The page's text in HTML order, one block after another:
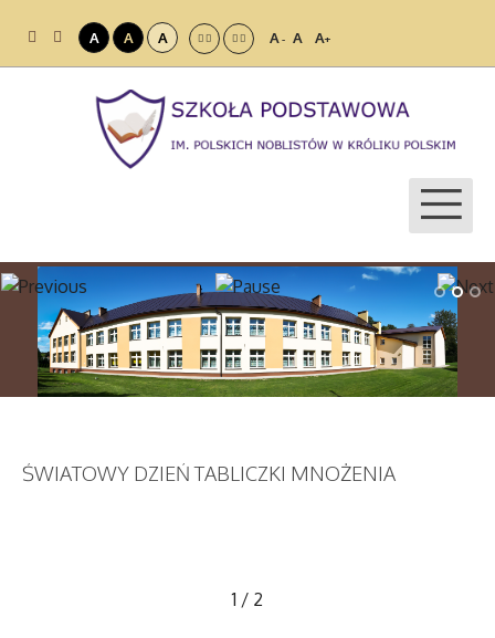
A A A A- A A+
ŚWIATOWY DZIEŃ TABLICZKI MNOŻENIA
1 / 2